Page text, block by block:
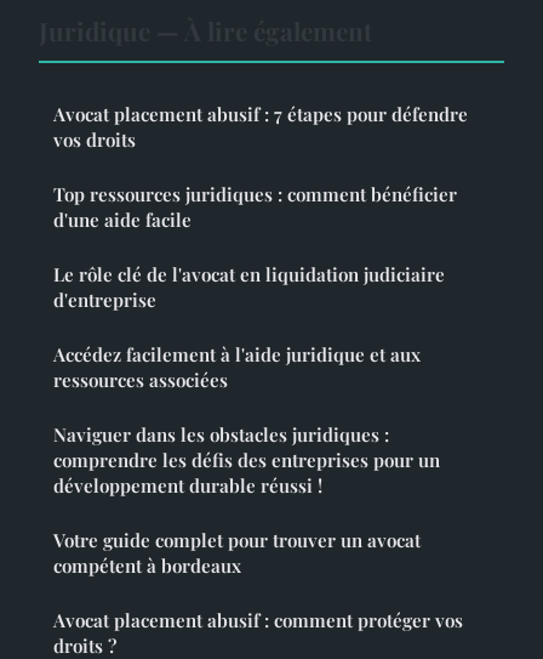
Avocat placement abusif : 7 étapes pour défendre
vos droits
Top ressources juridiques : comment bénéficier
d'une aide facile
Le rôle clé de l'avocat en liquidation judiciaire
d'entreprise
Accédez facilement à l'aide juridique et aux
ressources associées
Naviguer dans les obstacles juridiques :
comprendre les défis des entreprises pour un
développement durable réussi !
Votre guide complet pour trouver un avocat
compétent à bordeaux
Avocat placement abusif : comment protéger vos
droits ?